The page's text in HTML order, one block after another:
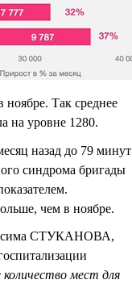
Так среднее
на уровне 1280.
назад до 79 минут
синдрома бригады
чем в ноябре.
СТУКАНОВА,
мест для